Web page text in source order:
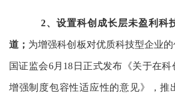
2、设置科创成长层未盈利科
道； 为增强科创板对优质科技型企业
国证监会6月18日正式发布《关于在
增强制度包容性适应性的意见》，推